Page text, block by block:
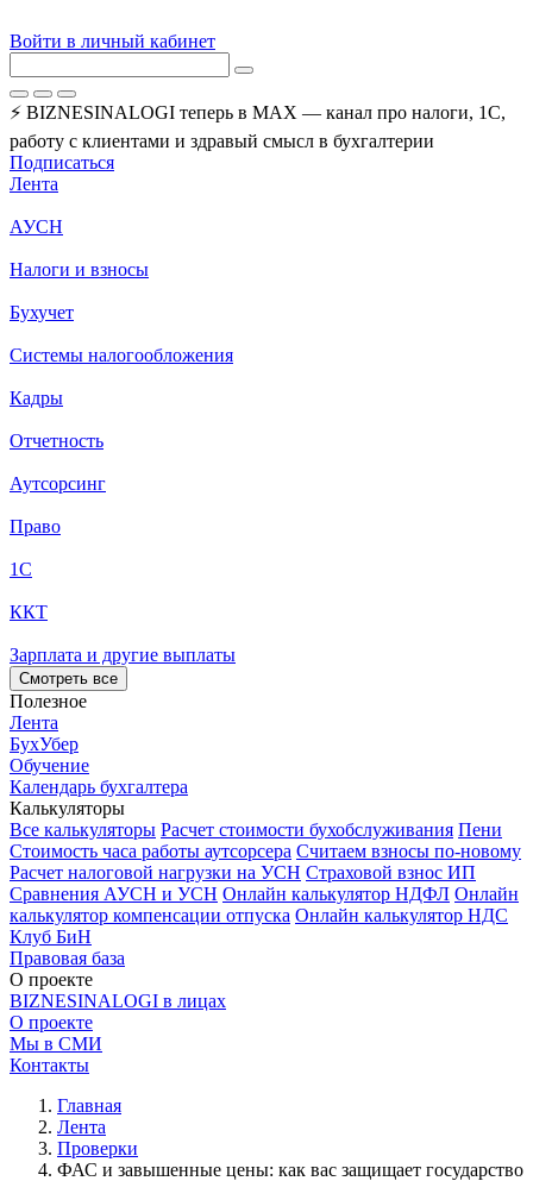
Войти в личный кабинет
⚡ BIZNESINALOGI теперь в MAX — канал про налоги, 1С,
работу с клиентами и здравый смысл в бухгалтерии
Подписаться
Лента
АУСН
Налоги и взносы
Бухучет
Системы налогообложения
Кадры
Отчетность
Аутсорсинг
Право
1С
ККТ
Зарплата и другие выплаты
Смотреть все
Полезное
Лента
БухУбер
Обучение
Календарь бухгалтера
Калькуляторы
Все калькуляторы Расчет стоимости бухобслуживания Пени
Стоимость часа работы аутсорсера Считаем взносы по-новому
Расчет налоговой нагрузки на УСН Страховой взнос ИП
Сравнения АУСН и УСН Онлайн калькулятор НДФЛ Онлайн
калькулятор компенсации отпуска Онлайн калькулятор НДС
Клуб БиН
Правовая база
О проекте
BIZNESINALOGI в лицах
О проекте
Мы в СМИ
Контакты
Главная
Лента
Проверки
ФАС и завышенные цены: как вас защищает государство